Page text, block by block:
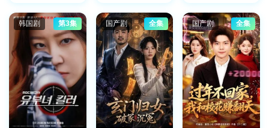
Kurtis Harper
韩国剧 第3集 国产剧 全集 国产剧 全集